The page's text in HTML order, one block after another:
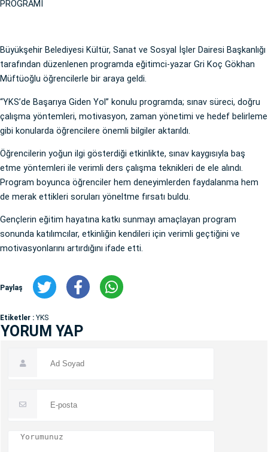
PROGRAMI
Büyükşehir Belediyesi Kültür, Sanat ve Sosyal İşler Dairesi Başkanlığı
tarafından düzenlenen programda eğitimci-yazar Gri Koç Gökhan
Müftüoğlu öğrencilerle bir araya geldi.
“YKS’de Başarıya Giden Yol” konulu programda; sınav süreci, doğru
çalışma yöntemleri, motivasyon, zaman yönetimi ve hedef belirleme
gibi konularda öğrencilere önemli bilgiler aktarıldı.
Öğrencilerin yoğun ilgi gösterdiği etkinlikte, sınav kaygısıyla baş
etme yöntemleri ile verimli ders çalışma teknikleri de ele alındı.
Program boyunca öğrenciler hem deneyimlerden faydalanma hem
de merak ettikleri soruları yöneltme fırsatı buldu.
Gençlerin eğitim hayatına katkı sunmayı amaçlayan program
sonunda katılımcılar, etkinliğin kendileri için verimli geçtiğini ve
motivasyonlarını artırdığını ifade etti.
Paylaş
Etiketler : YKS
YORUM YAP